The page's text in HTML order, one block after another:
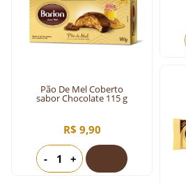
Pão De Mel Coberto
sabor Chocolate 115 g
R$ 9,90
- +